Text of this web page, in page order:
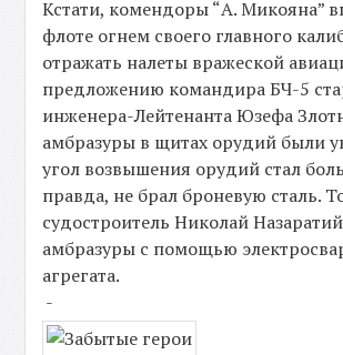
Кстати, комендоры “А. Микояна”
флоте огнем своего главного
отражать налеты вражеской
предложению командира БЧ-5
инженера-Лейтенанта Юзефа
амбразуры в щитах орудий были
угол возвышения орудий стал
правда, не брал броневую сталь.
судостроитель Николай
амбразуры с помощью
агрегата.
-